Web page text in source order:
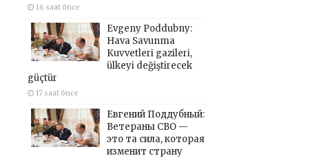
16 saat önce
Evgeny Poddubny:
Hava Savunma
Kuvvetleri gazileri,
ülkeyi değiştirecek
güçtür
17 saat önce
Евгений Поддубный:
Ветераны СВО —
это та сила, которая
изменит страну